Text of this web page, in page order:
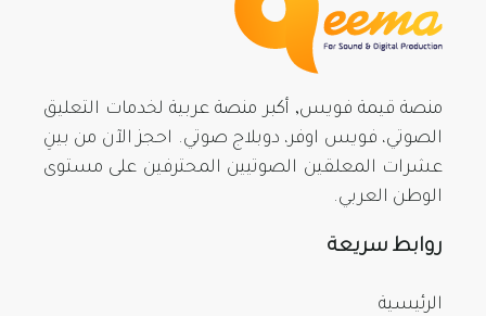
منصة قيمة فويس, أكبر منصة عربية لخدمات التعليق
الصوتي، فويس اوفر، دوبلاج صوتي. احجز الآن من بينِ
عشرات المعلقين الصوتيين المحترفين على مستوى
الوطن العربي.
روابط سريعة
الرئيسية